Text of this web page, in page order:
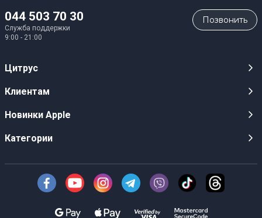
044 503 70 30
Служба поддержки
9:00 - 21:00
Позвонить
Цитрус
Карьера
Оптовым клиентам
О Компании
Безналичный расчет
Клиентам
Публичные оферты
Инструкции и прошивки
Доставка
Новинки Apple
iPhone 17
iPhone Air
Категории
Техника Apple
Смартфоны
Техника для кухни